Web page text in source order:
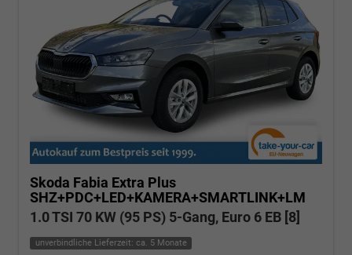
Skoda Fabia Extra Plus
SHZ+PDC+LED+KAMERA+SMARTLINK+LM
1.0 TSI 70 KW (95 PS) 5-Gang, Euro 6 EB [8]
unverbindliche Lieferzeit: ca. 5 Monate